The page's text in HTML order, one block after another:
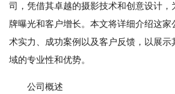
司，凭借其卓越的摄影技术和创意设计，
牌曝光和客户增长。本文将详细介绍这家
术实力、成功案例以及客户反馈，以展示
域的专业性和优势。
公司概述